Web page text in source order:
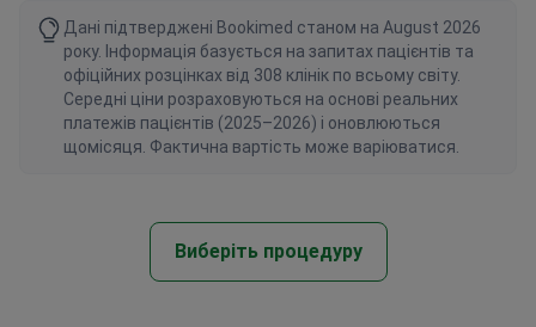
Дані підтверджені Bookimed станом на August 2026
року. Інформація базується на запитах пацієнтів та
офіційних розцінках від 308 клінік по всьому світу.
Середні ціни розраховуються на основі реальних
платежів пацієнтів (2025–2026) і оновлюються
щомісяця. Фактична вартість може варіюватися.
Виберіть процедуру